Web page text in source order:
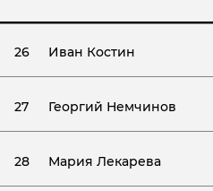
26 Иван Костин
27 Георгий Немчинов
28 Мария Лекарева